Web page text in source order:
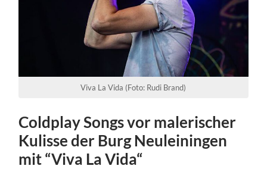
Viva La Vida (Foto: Rudi Brand)
Coldplay Songs vor malerischer
Kulisse der Burg Neuleiningen
mit “Viva La Vida“